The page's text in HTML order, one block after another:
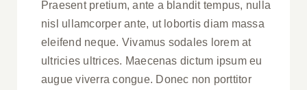
Praesent pretium, ante a blandit tempus, nulla
nisl ullamcorper ante, ut lobortis diam massa
eleifend neque. Vivamus sodales lorem at
ultricies ultrices. Maecenas dictum ipsum eu
augue viverra congue. Donec non porttitor